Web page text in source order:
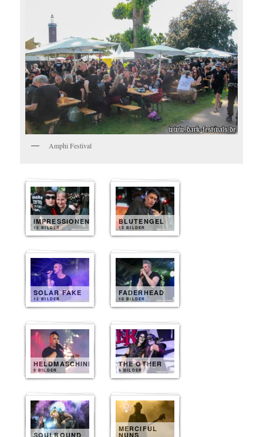
Amphi Festival
IMPRESSIONEN
15 BILDER
BLUTENGEL
13 BILDER
SOLAR FAKE
12 BILDER
FADERHEAD
10 BILDER
HELDMASCHINE
9 BILDER
THE OTHER
8 BILDER
SOULBOUND
MERCIFUL
NUNS